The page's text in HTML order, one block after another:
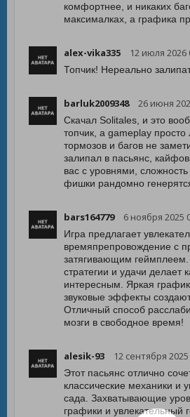
комфортнее, и никаких
максималках, а графика
alex-vika335 12 июля 2026
Топчик! Нереально
barluk2009348 26 июня
Скачал Solitales, и это
топчик, а gameplay просто
тормозов и багов не
залипал в пасьянс,
вас с уровнями,
фишки рандомно
bars164779 6 ноября 2025
Игра предлагает
времяпрепровождение с
затягивающим
стратегии и удачи делает
интересным. Яркая
звуковые эффекты
Отличный способ
мозги в свободное время!
alesik-93 12 сентября 2025
Этот пасьянс отлично
классические механики и
сада. Захватывающие
графики и увлекательный